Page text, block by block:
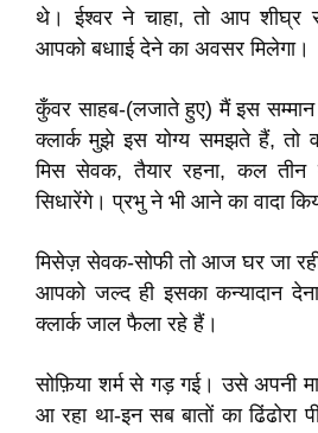
थे। ईश्वर ने चाहा, तो आप शीघ्र
आपको बधााई देने का अवसर मिलेगा।
कुँवर साहब-(लजाते हुए) मैं इस सम्मान
क्लार्क मुझे इस योग्य समझते हैं, तो
मिस सेवक, तैयार रहना, कल
सिधारेंगे। प्रभु ने भी आने का वादा
मिसेज़ सेवक-सोफी तो आज घर जा
आपको जल्द ही इसका कन्यादान
क्लार्क जाल फैला रहे हैं।
सोफ़िया शर्म से गड़ गई। उसे अपनी
आ रहा था-इन सब बातों का ढिंढोरा